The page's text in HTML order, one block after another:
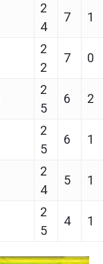
2
4
7 1
2
2
7 0
2
5
6 2
2
5
6 1
2
4
5 1
2
5
4 1